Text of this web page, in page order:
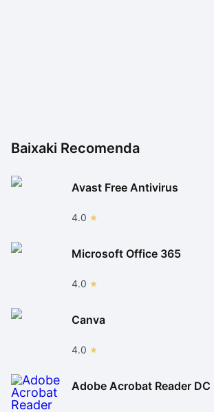
Baixaki Recomenda
Avast Free Antivirus
4.0
Microsoft Office 365
4.0
Canva
4.0
Adobe Acrobat Reader DC